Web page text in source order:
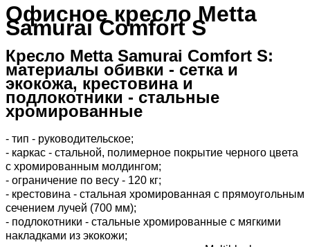
Офисное кресло Metta
Samurai Comfort S
Кресло Metta Samurai Comfort S:
материалы обивки - сетка и
экокожа, крестовина и
подлокотники - стальные
хромированные
- тип - руководительское;
- каркас - стальной, полимерное покрытие черного цвета
с хромированным молдингом;
- ограничение по весу - 120 кг;
- крестовина - стальная хромированная с прямоугольным
сечением лучей (700 мм);
- подлокотники - стальные хромированные с мягкими
накладками из экокожи;